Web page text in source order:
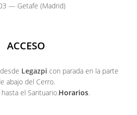
— Getafe (Madrid)
ACCESO
Legazpi con parada en la parte
abajo del Cerro.
el Santuario.Horarios.